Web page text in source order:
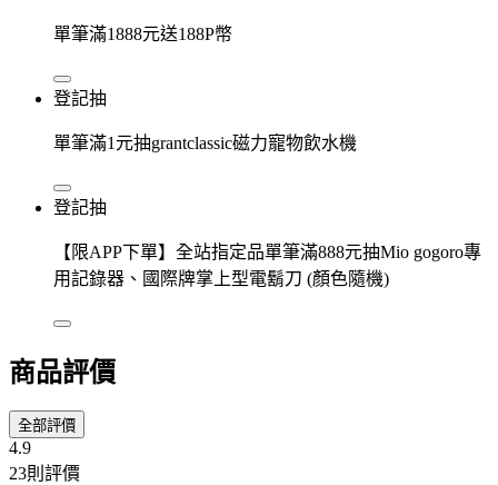
單筆滿1888元送188P幣
登記抽
單筆滿1元抽grantclassic磁力寵物飲水機
登記抽
【限APP下單】全站指定品單筆滿888元抽Mio gogoro專
用記錄器、國際牌掌上型電鬍刀 (顏色隨機)
商品評價
全部評價
4.9
23則評價